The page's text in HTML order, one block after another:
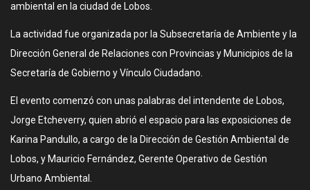
ambiental en la ciudad de Lobos.
La actividad fue organizada por la Subsecretaría de Ambiente y la
Dirección General de Relaciones con Provincias y Municipios de la
Secretaría de Gobierno y Vínculo Ciudadano.
El evento comenzó con unas palabras del intendente de Lobos,
Jorge Etcheverry, quien abrió el espacio para las exposiciones de
Karina Pandullo, a cargo de la Dirección de Gestión Ambiental de
Lobos, y Mauricio Fernández, Gerente Operativo de Gestión
Urbano Ambiental.